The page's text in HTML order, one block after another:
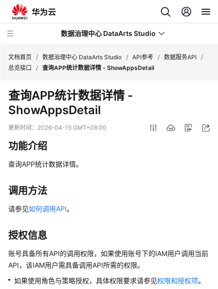
数据治理中心 DataArts Studio
最
新
动
服
务
公
产
品
绍
数
据
理
文档首页 / 数据治理中心 DataArts Studio / API参考 / 数据服务API /
总览接口
/ 查询APP统计数据详情 - ShowAppsDetail
查询APP统计数据详情 -
ShowAppsDetail
更新时间： 2026-04-15 GMT+08:00
功能介绍
查询APP统计数据详情。
调用方法
请参见如何调用API。
授权信息
账号具备所有API的调用权限，如果使用账号下的IAM用户调用当前
API，该IAM用户需具备调用API所需的权限。
如果使用角色与策略授权，具体权限要求请参见权限和授权项。